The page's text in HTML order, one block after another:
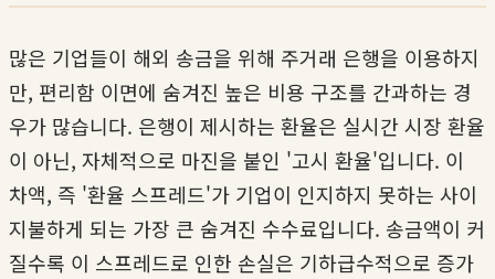
많은 기업들이 해외 송금을 위해 주거래 은행을 이용하지
만, 편리함 이면에 숨겨진 높은 비용 구조를 간과하는 경
우가 많습니다. 은행이 제시하는 환율은 실시간 시장 환율
이 아닌, 자체적으로 마진을 붙인 '고시 환율'입니다. 이
차액, 즉 '환율 스프레드'가 기업이 인지하지 못하는 사이
지불하게 되는 가장 큰 숨겨진 수수료입니다. 송금액이 커
질수록 이 스프레드로 인한 손실은 기하급수적으로 증가